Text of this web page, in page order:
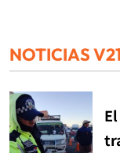
NOTICIAS V21